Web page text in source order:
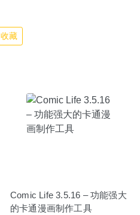
收藏
Comic Life 3.5.16 – 功能强大
的卡通漫画制作工具